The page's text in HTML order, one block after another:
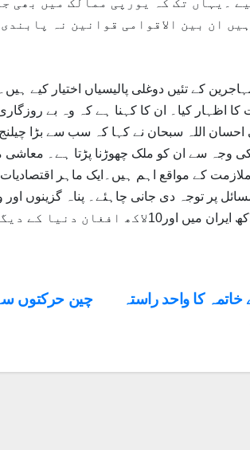
۔یہاں تک کہ یورپی ممالک میں بھی
ان بین الاقوامی قوانین نہ
کے تئیں دوغلی پالیسیاں اختیار کیے
اظہار کیا۔ ان کا کہنا ہے کہ وہ بے
اللہ سبحان نے کہا کہ سب سے بڑا
وجہ سے ان کو ملک چھوڑنا پڑتا ہے۔
کے مواقع اہم ہیں۔ایک ماہر
پر توجہ دی جانی چاہئے۔ پناہ گزینوں
کا واحد راستہ